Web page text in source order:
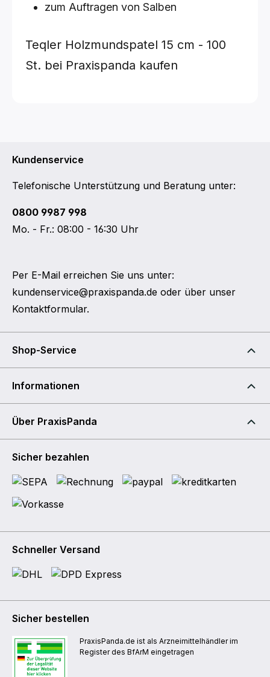
zum Auftragen von Salben
Teqler Holzmundspatel 15 cm - 100
St. bei Praxispanda kaufen
Kundenservice
Telefonische Unterstützung und Beratung unter:
0800 9987 998
Mo. - Fr.: 08:00 - 16:30 Uhr
Per E-Mail erreichen Sie uns unter:
kundenservice@praxispanda.de oder über unser
Kontaktformular.
Shop-Service
Informationen
Über PraxisPanda
Sicher bezahlen
Schneller Versand
Sicher bestellen
PraxisPanda.de ist als Arzneimittelhändler im
Register des BfArM eingetragen